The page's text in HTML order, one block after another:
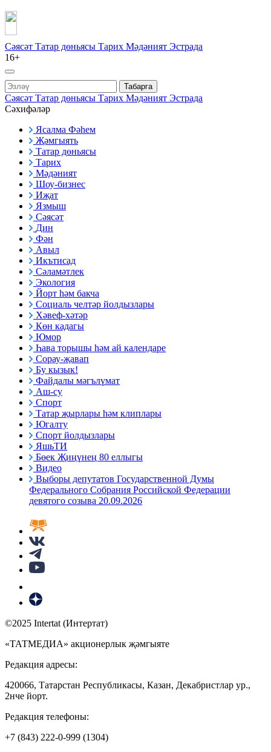
Сәясәт Татар дөньясы Тарих Мәдәният Эстрада
16+
Табарга
Сәясәт Татар дөньясы Тарих Мәдәният Эстрада
Сәхифәләр
Ясалма Фәһем
Җәмгыять
Татар дөньясы
Тарих
Мәдәният
Шоу-бизнес
Иҗат
Язмыш
Сәясәт
Дин
Фән
Авыл
Икътисад
Сәламәтлек
Экология
Йорт һәм бакча
Социаль челтәр йолдызлары
Хәвеф-хәтәр
Көн кадагы
Юмор
Һава торышы һәм ай календаре
Сорау-җавап
Бу кызык!
Файдалы мәгълүмат
Аш-су
Спорт
Татар җырлары һәм клиплары
Югалту
Спорт йолдызлары
ЯшьТИ
Бөек Җиңүнең 80 еллыгы
Видео
Выборы депутатов Государственной Думы
Федерального Собрания Российской Федерации
девятого созыва 20.09.2026
©2025 Intertat (Интертат)
«ТАТМЕДИА» акционерлык җәмгыяте
Редакция адресы:
420066, Татарстан Республикасы, Казан, Декабристлар ур.,
2нче йорт.
Редакция телефоны:
+7 (843) 222-0-999 (1304)